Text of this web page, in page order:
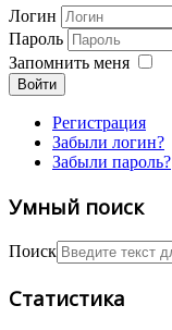
Логин
Пароль
Запомнить меня
Войти
Регистрация
Забыли логин?
Забыли пароль?
Умный поиск
Поиск
Статистика